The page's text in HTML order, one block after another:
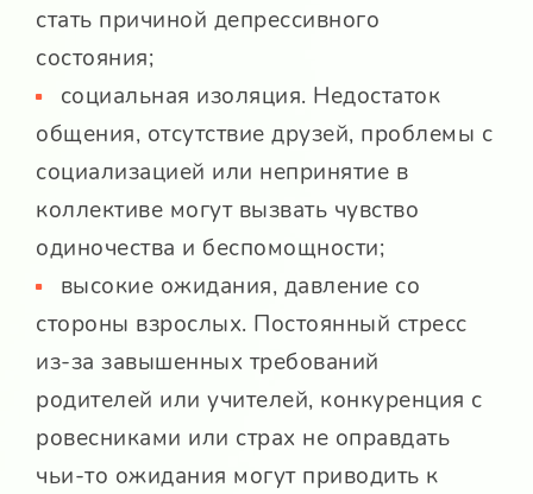
стать причиной депрессивного
состояния;
социальная изоляция. Недостаток
общения, отсутствие друзей, проблемы с
социализацией или непринятие в
коллективе могут вызвать чувство
одиночества и беспомощности;
высокие ожидания, давление со
стороны взрослых. Постоянный стресс
из-за завышенных требований
родителей или учителей, конкуренция с
ровесниками или страх не оправдать
чьи-то ожидания могут приводить к